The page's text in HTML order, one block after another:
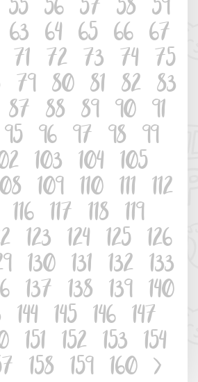
55 56 57 58
59
63 64 65 66
67
71 72 73 74
75
79 80 81 82
83
87 88 89 90
91
95 96 97 98
99
103 104
105
109 110 111
112
116 117 118
119
123 124 125
126
130 131 132
133
137 138 139
140
144 145 146
147
151 152 153
154
158 159 160 >